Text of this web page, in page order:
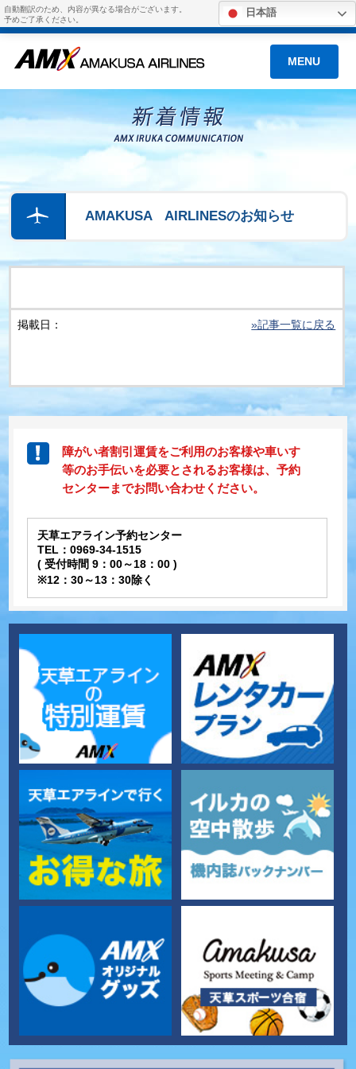
自動翻訳のため、内容が異なる場合がございます。
予めご了承ください。
日本語
MENU
AMAKUSA AIRLINESのお知らせ
掲載日： »記事一覧に戻る
障がい者割引運賃をご利用のお客様や車いす
等のお手伝いを必要とされるお客様は、予約
センターまでお問い合わせください。
天草エアライン予約センター
TEL：0969-34-1515
( 受付時間 9：00～18：00 )
※12：30～13：30除く